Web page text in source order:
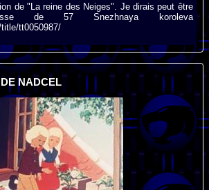
de "La reine des Neiges". Je dirais peut être
de 57 Snezhnaya koroleva
tt0050987/
NADCEL